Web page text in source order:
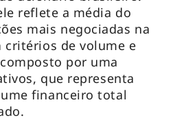
reflete a média do
mais negociadas na
critérios de volume e
por uma
que representa
financeiro total